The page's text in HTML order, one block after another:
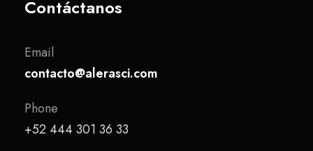
Contáctanos
Email
contacto@alerasci.com
Phone
+52 444 301 36 33